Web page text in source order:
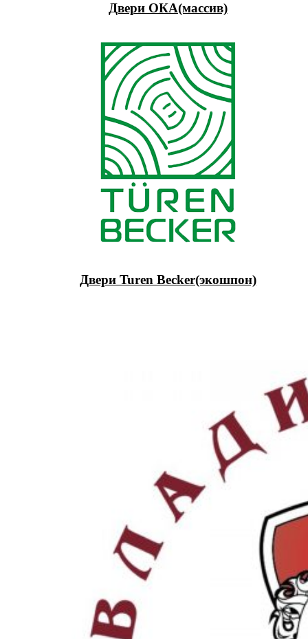
Двери ОКА(массив)
Двери Turen Becker(экошпон)